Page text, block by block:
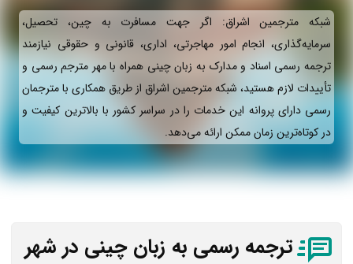
شبکه مترجمین اشراق: اگر جهت مسافرت به چین، تحصیل،
سرمایه‌گذاری، انجام امور مهاجرتی، اداری، قانونی و حقوقی نیازمند
ترجمه رسمی اسناد و مدارک به زبان چینی همراه با مهر مترجم رسمی و
تأییدات لازم هستید، شبکه مترجمین اشراق از طریق همکاری با مترجمان
رسمی دارای پروانه این خدمات را در سراسر کشور با بالاترین کیفیت و
در کوتاه‌ترین زمان ممکن ارائه می‌دهد.
ترجمه رسمی به زبان چینی در شهر